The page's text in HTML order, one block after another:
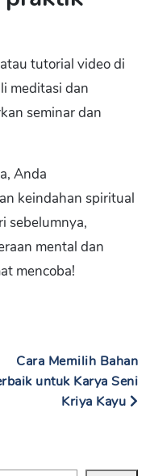
tutorial video di
meditasi dan
seminar dan
Anda
keindahan spiritual
sebelumnya,
mental dan
mencoba!
Cara Memilih Bahan
untuk Karya Seni
Kriya Kayu